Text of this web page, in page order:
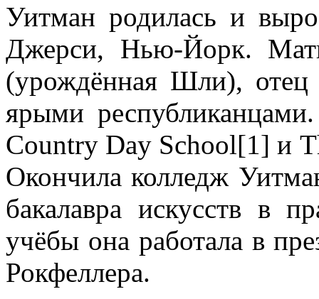
Уитман родилась и
Джерси, Нью-Йорк.
(урождённая Шли),
ярыми
Country Day School[1] и
Окончила колледж
бакалавра искусств в
учёбы она работала в
Рокфеллера.